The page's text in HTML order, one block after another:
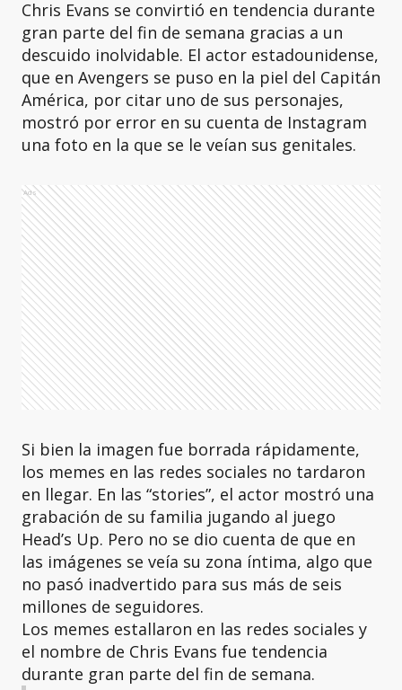
Chris Evans se convirtió en tendencia durante
gran parte del fin de semana gracias a un
descuido inolvidable. El actor estadounidense,
que en Avengers se puso en la piel del Capitán
América, por citar uno de sus personajes,
mostró por error en su cuenta de Instagram
una foto en la que se le veían sus genitales.
Ads
Si bien la imagen fue borrada rápidamente,
los memes en las redes sociales no tardaron
en llegar. En las “stories”, el actor mostró una
grabación de su familia jugando al juego
Head’s Up. Pero no se dio cuenta de que en
las imágenes se veía su zona íntima, algo que
no pasó inadvertido para sus más de seis
millones de seguidores.
Los memes estallaron en las redes sociales y
el nombre de Chris Evans fue tendencia
durante gran parte del fin de semana.